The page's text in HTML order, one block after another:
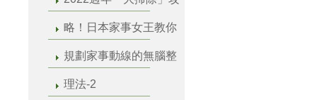
略！日本家事女王教你
規劃家事動線的無腦整
理法-2